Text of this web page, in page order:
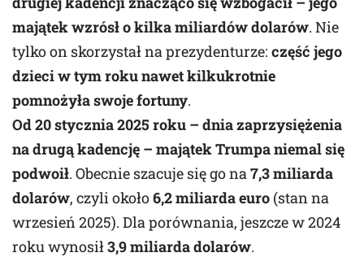
majątek wzrósł o kilka miliardów dolarów. Nie
tylko on skorzystał na prezydenturze: część jego
dzieci w tym roku nawet kilkukrotnie
pomnożyła swoje fortuny.
Od 20 stycznia 2025 roku – dnia zaprzysiężenia
na drugą kadencję – majątek Trumpa niemal się
podwoił. Obecnie szacuje się go na 7,3 miliarda
dolarów, czyli około6,2 miliarda euro (stan na
wrzesień 2025). Dla porównania, jeszcze w 2024
roku wynosił 3,9 miliarda dolarów.